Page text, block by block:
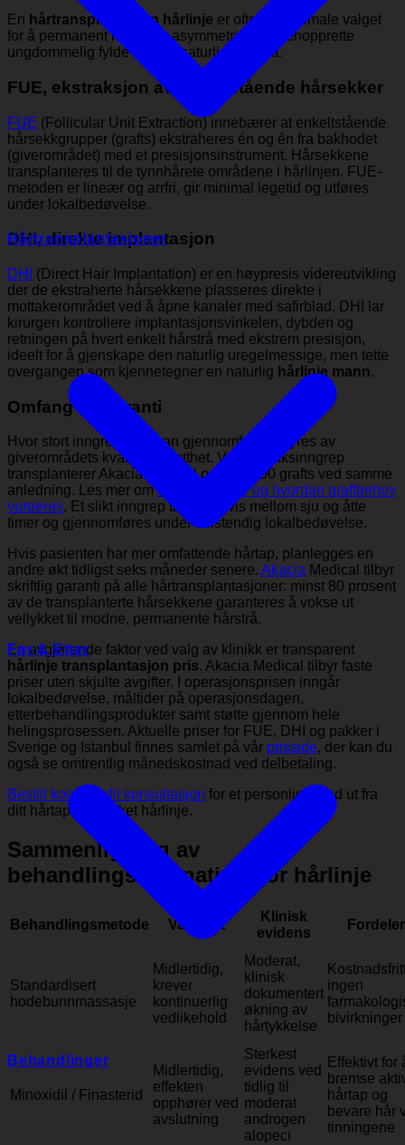
Hårtransplantasjoner
Før & Etter
Behandlinger
En hårtransplantasjon hårlinje er ofte det optimale valget
for å permanent korrigere asymmetrier og gjenopprette
ungdommelig fylde med et naturlig resultat.
FUE, ekstraksjon av enkeltstående hårsekker
FUE (Follicular Unit Extraction) innebærer at enkeltstående
hårsekkgrupper (grafts) ekstraheres én og én fra bakhodet
(giverområdet) med et presisjonsinstrument. Hårsekkene
transplanteres til de tynnhårete områdene i hårlinjen. FUE-
metoden er lineær og arrfri, gir minimal legetid og utføres
under lokalbedøvelse.
DHI, direkte implantasjon
DHI
(Direct Hair Implantation) er en høypresis videreutvikling
der de ekstraherte hårsekkene plasseres direkte i
mottakerområdet ved å åpne kanaler med safirblad. DHI lar
kirurgen kontrollere implantasjonsvinkelen, dybden og
retningen på hvert enkelt hårstrå med ekstrem presisjon,
ideelt for å gjenskape den naturlig uregelmessige, men tette
overgangen som kjennetegner en naturlig hårlinje mann.
Omfang og garanti
Hvor stort inngrep som kan gjennomføres, styres av
giverområdets kvalitet og tetthet. Ved et maksinngrep
transplanterer Akacia Medical opptil 3 500 grafts ved samme
anledning. Les mer omhva en graft er og hvordan graftbehov
vurderes. Et slikt inngrep tar vanligvis mellom sju og åtte
timer og gjennomføres under fullstendig lokalbedøvelse.
Hvis pasienten har mer omfattende hårtap, planlegges en
andre økt tidligst seks måneder senere. Akacia Medical tilbyr
skriftlig garanti på alle hårtransplantasjoner: minst 80 prosent
av de transplanterte hårsekkene garanteres å vokse ut
vellykket til modne, permanente hårstrå.
En avgjørende faktor ved valg av klinikk er transparent
hårlinje transplantasjon pris. Akacia Medical tilbyr faste
priser uten skjulte avgifter. I operasjonsprisen inngår
lokalbedøvelse, måltider på operasjonsdagen,
etterbehandlingsprodukter samt støtte gjennom hele
helingsprosessen. Aktuelle priser for FUE, DHI og pakker i
Sverige og Istanbul finnes samlet på vår prisside, der kan du
også se omtrentlig månedskostnad ved delbetaling.
Bestill kostnadsfri konsultasjon for et personlig tilbud ut fra
ditt hårtap og ønsket hårlinje.
Sammenligning av
behandlingsalternativer for hårlinje
Behandlingsmetode Varighet
Klinisk
evidens
Fordeler
Standardisert
hodebunnmassasje
Midlertidig,
krever
kontinuerlig
vedlikehold
Moderat,
klinisk
dokumentert
økning av
hårtykkelse
ingen
bivirkninger
Minoxidil / Finasterid
Midlertidig,
effekten
opphører ved
avslutning
Sterkest
evidens ved
tidlig til
moderat
androgen
alopeci
Effektivt for
bremse
hårtap og
bevare hår
tinningene